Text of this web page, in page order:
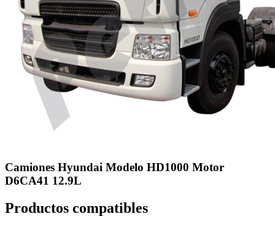
Camiones Hyundai Modelo HD1000 Motor
D6CA41 12.9L
Productos compatibles